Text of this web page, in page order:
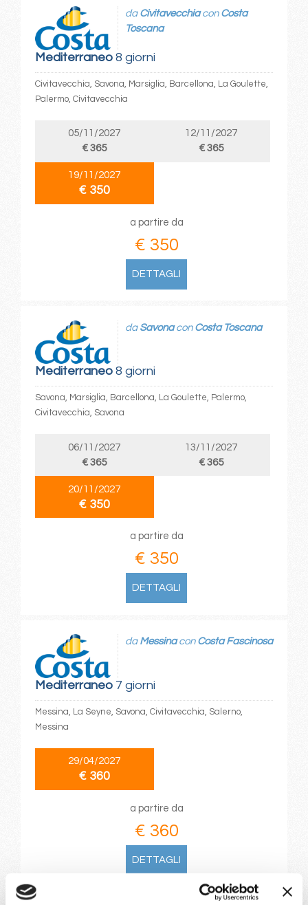
Mediterraneo8 giorni
da Civitavecchiacon Costa
Toscana
Civitavecchia, Savona, Marsiglia, Barcellona, La Goulette,
Palermo, Civitavecchia
05/11/2027
€ 365
12/11/2027
€ 365
19/11/2027
€ 350
a partire da
€ 350
DETTAGLI
Mediterraneo8 giorni
da Savonacon Costa Toscana
Savona, Marsiglia, Barcellona, La Goulette, Palermo,
Civitavecchia, Savona
06/11/2027
€ 365
13/11/2027
€ 365
20/11/2027
€ 350
a partire da
€ 350
DETTAGLI
Mediterraneo7 giorni
da Messinacon Costa Fascinosa
Messina, La Seyne, Savona, Civitavecchia, Salerno,
Messina
29/04/2027
€ 360
a partire da
€ 360
DETTAGLI